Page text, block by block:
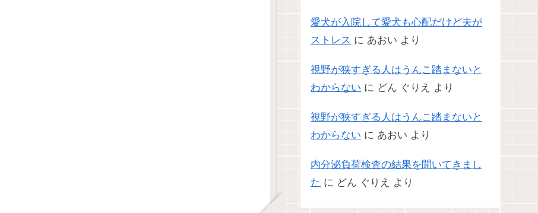
愛犬が入院して愛犬も心配だけど夫が
ストレス に あおい より
視野が狭すぎる人はうんこ踏まないと
わからない に どん ぐりえ より
視野が狭すぎる人はうんこ踏まないと
わからない に あおい より
内分泌負荷検査の結果を聞いてきまし
た に どん ぐりえ より